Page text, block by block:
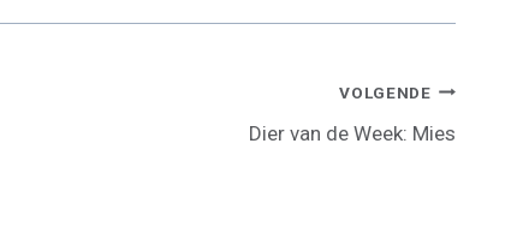
VOLGENDE
Dier van de Week: Mies